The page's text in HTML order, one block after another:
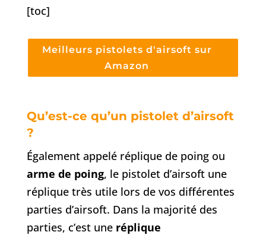
[toc]
Meilleurs pistolets d'airsoft sur
Amazon
Qu’est-ce qu’un pistolet d’airsoft
?
Également appelé réplique de poing ou
arme de poing, le pistolet d’airsoft une
réplique très utile lors de vos différentes
parties d’airsoft. Dans la majorité des
parties, c’est une réplique